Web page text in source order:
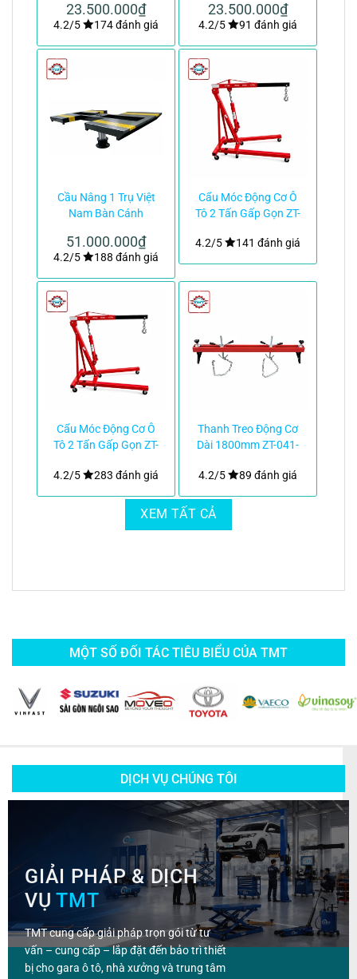
23.500.000₫
4.2/5 174 đánh giá
23.500.000₫
4.2/5 91 đánh giá
Cầu Nâng 1 Trụ Việt
Nam Bàn Cánh
51.000.000₫
4.2/5 188 đánh giá
Cẩu Móc Động Cơ Ô
Tô 2 Tấn Gấp Gọn ZT-
4.2/5
141 đánh giá
Cẩu Móc Động Cơ Ô
Tô 2 Tấn Gấp Gọn ZT-
4.2/5
283 đánh giá
Thanh Treo Động Cơ
Dài 1800mm ZT-041-
4.2/5
89 đánh giá
XEM TẤT CẢ
MỘT SỐ ĐỐI TÁC TIÊU BIỂU CỦA TMT
DỊCH VỤ CHÚNG TÔI
GIẢI PHÁP & DỊCH
VỤTMT
TMT cung cấp giải pháp trọn gói từ tư
vấn – cung cấp – lắp đặt đến bảo trì thiết
bị cho gara ô tô, nhà xưởng và trung tâm